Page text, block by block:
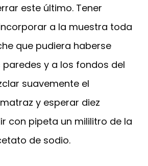
este último. Tener
a la muestra toda
que pudiera haberse
y a los fondos del
suavemente el
y esperar diez
con pipeta un mililitro de la
de sodio.